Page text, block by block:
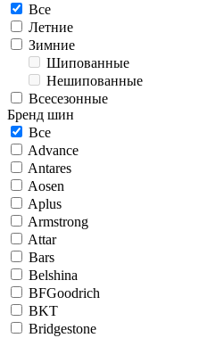
Все
Летние
Зимние
Шипованные
Нешипованные
Всесезонные
Бренд шин
Все
Advance
Antares
Aosen
Aplus
Armstrong
Attar
Bars
Belshina
BFGoodrich
BKT
Bridgestone